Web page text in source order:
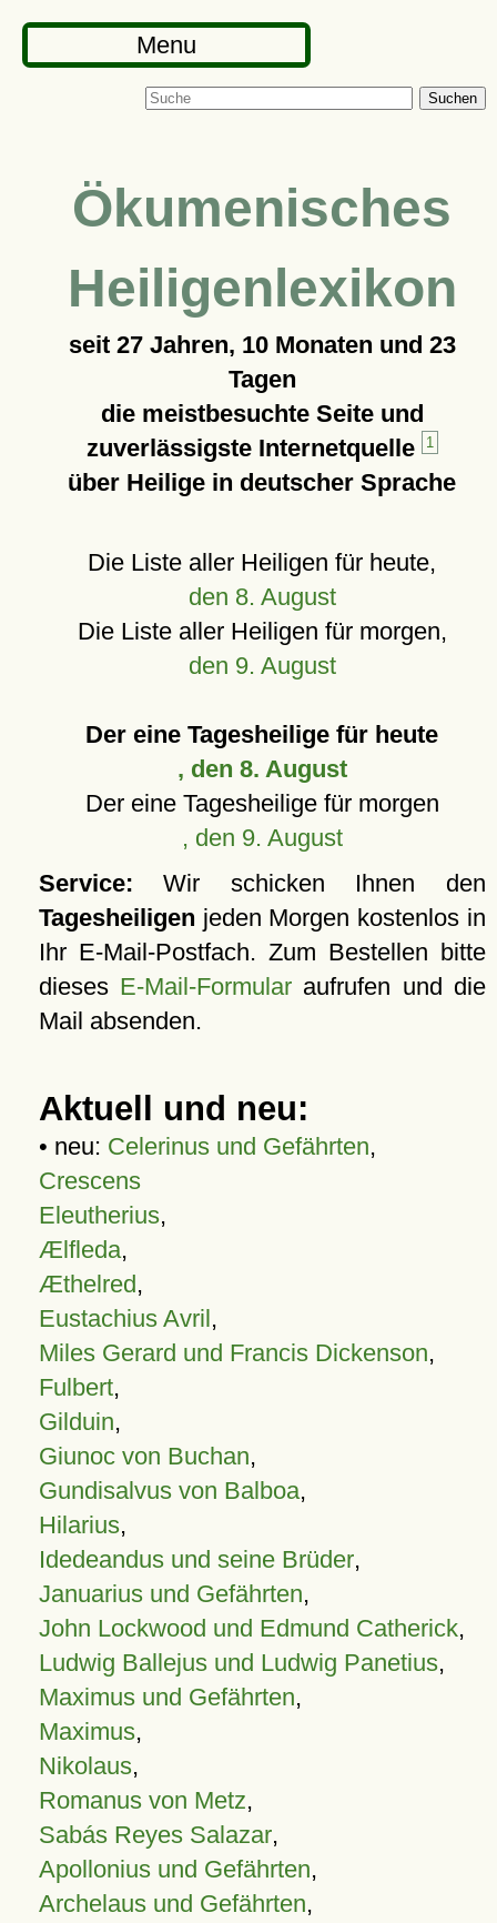
Menu
Suchen
Ökumenisches
Heiligenlexikon
seit 27 Jahren, 10 Monaten und 23
Tagen
die meistbesuchte Seite und
zuverlässigste Internetquelle
1
über Heilige in deutscher Sprache
Die Liste aller Heiligen für heute,
den 8. August
Die Liste aller Heiligen für morgen,
den 9. August
Der eine Tagesheilige für heute
, den 8. August
Der eine Tagesheilige für morgen
, den 9. August
Service: Wir schicken Ihnen den
Tagesheiligen jeden Morgen kostenlos in
Ihr E-Mail-Postfach. Zum Bestellen bitte
dieses E-Mail-Formular aufrufen und die
Mail absenden.
Aktuell und neu:
• neu: Celerinus und Gefährten,
Crescens
Eleutherius,
Ælfleda,
Æthelred,
Eustachius Avril,
Miles Gerard und Francis Dickenson,
Fulbert,
Gilduin,
Giunoc von Buchan,
Gundisalvus von Balboa,
Hilarius,
Idedeandus und seine Brüder,
Januarius und Gefährten,
John Lockwood und Edmund Catherick,
Ludwig Ballejus und Ludwig Panetius,
Maximus und Gefährten,
Maximus,
Nikolaus,
Romanus von Metz,
Sabás Reyes Salazar,
Apollonius und Gefährten,
Archelaus und Gefährten,